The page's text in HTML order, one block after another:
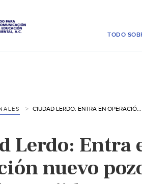
TODO
CIUDAD LERDO: ENTRA EN OPERACIÓN NUEVO POZO DE AGUA POTABLE EN EJIDO LA LUZ (NOTICIAS DE EL SOL DE LA LAGUNA)
Lerdo: Entra
nuevo